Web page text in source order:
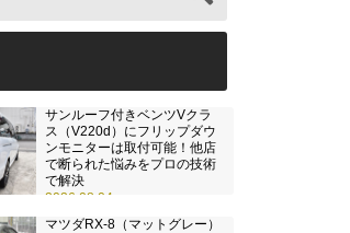
サンルーフ付きベンツVクラ
ス（V220d）にフリップダウ
ンモニターは取付可能！他店
で断られた悩みをプロの技術
で解決
2026.08.04
マツダRX-8（マットグレー）